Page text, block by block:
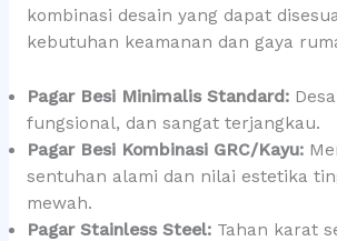
kombinasi desain yang dapat
kebutuhan keamanan dan gaya
Pagar Besi Minimalis Standard:
fungsional, dan sangat terjangkau.
Pagar Besi Kombinasi GRC/Kayu:
sentuhan alami dan nilai estetika
mewah.
Pagar Stainless Steel:Tahan karat